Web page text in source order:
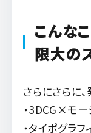
こんな
限大
さらにさらに
・3DCG×モー
・タイポグラフ